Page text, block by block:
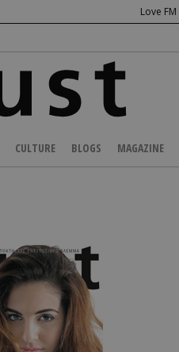
Love FM
CULTURE BLOGS MAGAZINE